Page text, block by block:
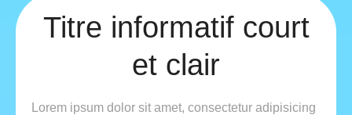
Titre informatif court
et clair
Lorem ipsum dolor sit amet, consectetur adipisicing